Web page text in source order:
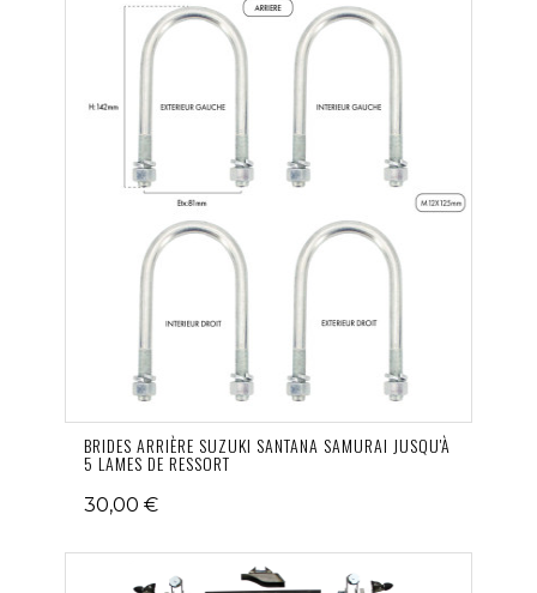
BRIDES ARRIÈRE SUZUKI SANTANA SAMURAI JUSQU'À
5 LAMES DE RESSORT
30,00 €